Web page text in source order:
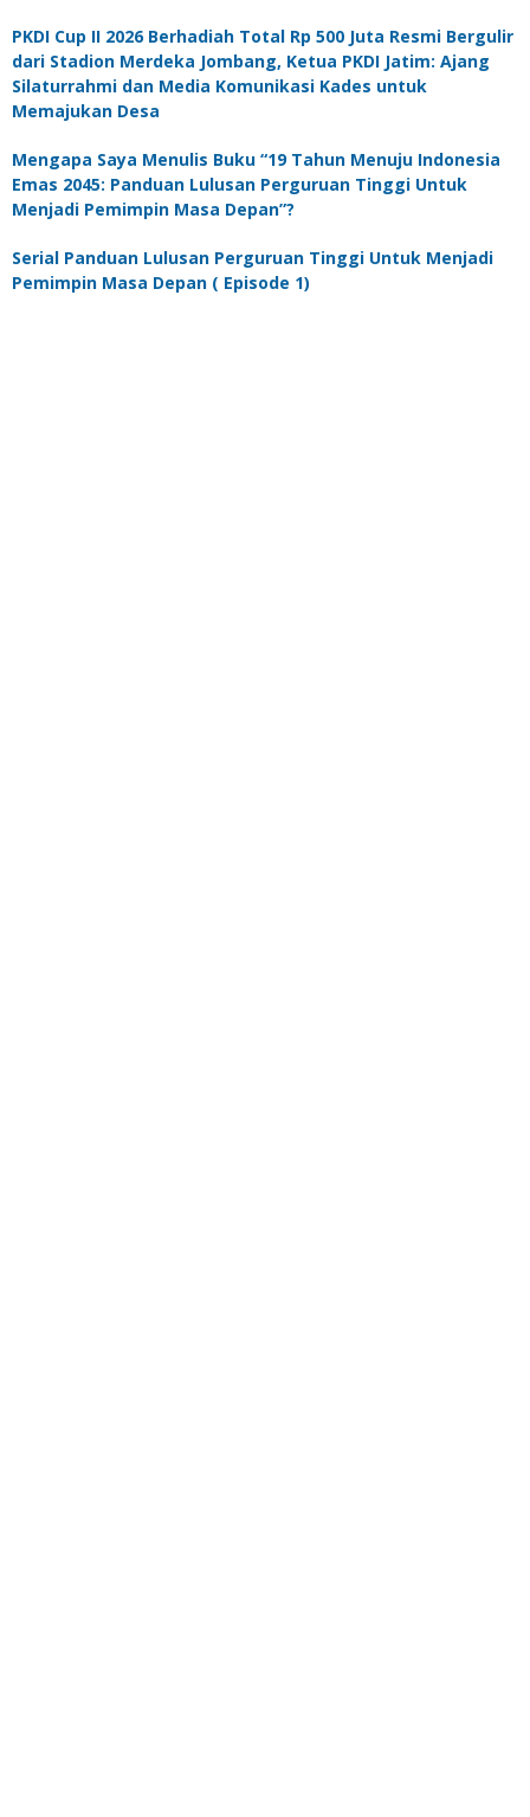
PKDI Cup II 2026 Berhadiah Total Rp 500 Juta Resmi Bergulir
dari Stadion Merdeka Jombang, Ketua PKDI Jatim: Ajang
Silaturrahmi dan Media Komunikasi Kades untuk
Memajukan Desa
Mengapa Saya Menulis Buku “19 Tahun Menuju Indonesia
Emas 2045: Panduan Lulusan Perguruan Tinggi Untuk
Menjadi Pemimpin Masa Depan”?
Serial Panduan Lulusan Perguruan Tinggi Untuk Menjadi
Pemimpin Masa Depan ( Episode 1)